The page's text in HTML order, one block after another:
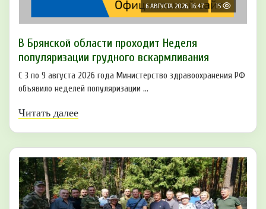
6 АВГУСТА 2026, 16:47 15
В Брянской области проходит Неделя
популяризации грудного вскармливания
С 3 по 9 августа 2026 года Министерство здравоохранения РФ
объявило неделей популяризации ...
Читать далее